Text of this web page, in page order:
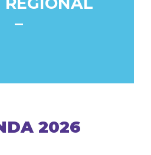
–
2026